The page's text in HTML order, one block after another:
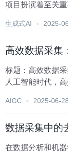
项目扮演着至关
性和完整性，还
集项目，意味着
降低成本并增强
生成式AI 2025-
高效数据采集
标题：高效数据
人工智能时代，
种误差，这些误
AIGC 2025-06-28
数据采集中的
在数据分析和机